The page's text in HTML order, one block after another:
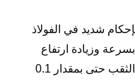
شديد في الفولاذ
وزيادة ارتفاع
النتوءات. يمكن أن تؤدي زيادة حجم الثقب حتى بمقدار 0.1